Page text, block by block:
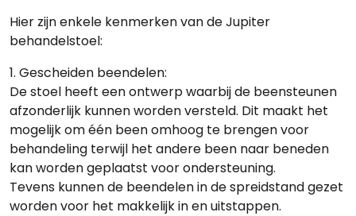
Hier zijn enkele kenmerken van de Jupiter
behandelstoel:
1. Gescheiden beendelen:
De stoel heeft een ontwerp waarbij de beensteunen
afzonderlijk kunnen worden versteld. Dit maakt het
mogelijk om één been omhoog te brengen voor
behandeling terwijl het andere been naar beneden
kan worden geplaatst voor ondersteuning.
Tevens kunnen de beendelen in de spreidstand gezet
worden voor het makkelijk in en uitstappen.